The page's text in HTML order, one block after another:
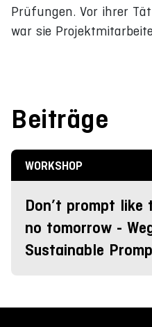
Prüfungen. Vor ihrer
war sie
Beiträge
WORKSHOP
Don’t prompt like
no tomorrow -
Sustainable